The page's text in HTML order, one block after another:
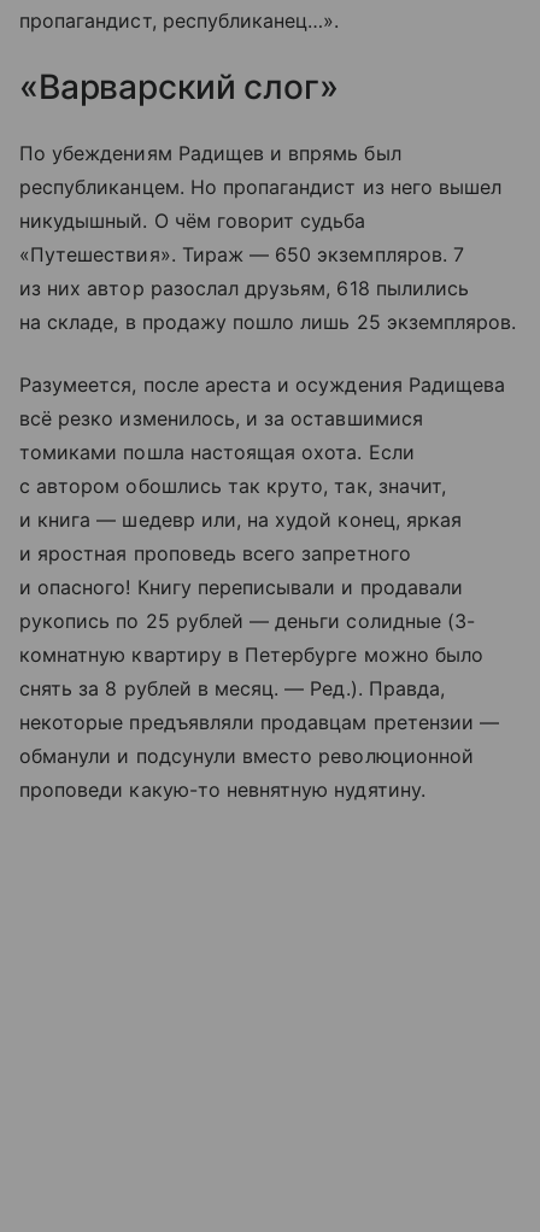
пропагандист, республиканец…».
«Варварский слог»
По убеждениям Радищев и впрямь был
республиканцем. Но пропагандист из него вышел
никудышный. О чём говорит судьба
«Путешествия». Тираж — 650 экземпляров. 7
из них автор разослал друзьям, 618 пылились
на складе, в продажу пошло лишь 25 экземпляров.
Разумеется, после ареста и осуждения Радищева
всё резко изменилось, и за оставшимися
томиками пошла настоящая охота. Если
с автором обошлись так круто, так, значит,
и книга — шедевр или, на худой конец, яркая
и яростная проповедь всего запретного
и опасного! Книгу переписывали и продавали
рукопись по 25 рублей — деньги солидные (3-
комнатную квартиру в Петербурге можно было
снять за 8 рублей в месяц. — Ред.). Правда,
некоторые предъявляли продавцам претензии —
обманули и подсунули вместо революционной
проповеди какую-то невнятную нудятину.